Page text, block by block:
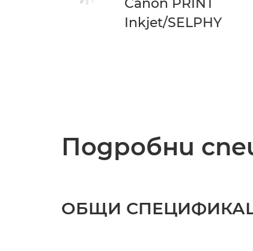
Canon PRINT
Inkjet/SELPHY
Подробни
ОБЩИ